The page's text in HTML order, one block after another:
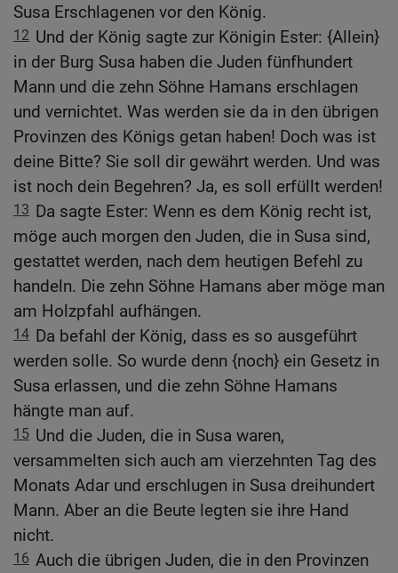
Susa Erschlagenen vor den König.
12 Und der König sagte zur Königin Ester: {Allein}
in der Burg Susa haben die Juden fünfhundert
Mann und die zehn Söhne Hamans erschlagen
und vernichtet. Was werden sie da in den übrigen
Provinzen des Königs getan haben! Doch was ist
deine Bitte? Sie soll dir gewährt werden. Und was
ist noch dein Begehren? Ja, es soll erfüllt werden!
13 Da sagte Ester: Wenn es dem König recht ist,
möge auch morgen den Juden, die in Susa sind,
gestattet werden, nach dem heutigen Befehl zu
handeln. Die zehn Söhne Hamans aber möge man
am Holzpfahl aufhängen.
14 Da befahl der König, dass es so ausgeführt
werden solle. So wurde denn {noch} ein Gesetz in
Susa erlassen, und die zehn Söhne Hamans
hängte man auf.
15 Und die Juden, die in Susa waren,
versammelten sich auch am vierzehnten Tag des
Monats Adar und erschlugen in Susa dreihundert
Mann. Aber an die Beute legten sie ihre Hand
nicht.
16 Auch die übrigen Juden, die in den Provinzen